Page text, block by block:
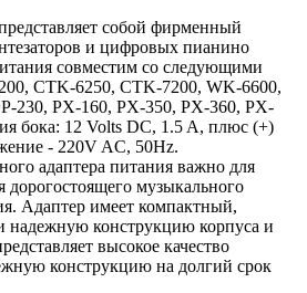
собой фирменный
и цифровых пианино
совместим со следующими
CTK-6250, CTK-7200, WK-6600,
230, PX-160, PX-350, PX-360, PX-
бока: 12 Volts DC, 1.5 A, плюс (+)
- 220V AC, 50Hz.
адаптера питания важно для
музыкального
Адаптер имеет компактный,
надежную конструкцию корпуса и
высокое качество
конструкцию на долгий срок